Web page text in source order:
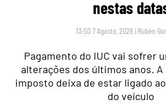
nestas
13:50 7 Agosto, 2026 | Rubén
Pagamento do IUC vai sofrer
alterações dos últimos anos.
imposto deixa de estar ligado
do veículo